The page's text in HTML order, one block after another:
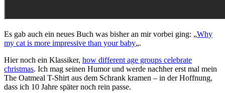
Es gab auch ein neues Buch was bisher an mir vorbei ging: „Why
my cat is more impressive than your baby„.
Hier noch ein Klassiker, how different age groups celebrate
christmas. Ich mag seinen Humor und werde nachher erst mal mein
The Oatmeal T-Shirt aus dem Schrank kramen – in der Hoffnung,
dass ich 10 Jahre später noch rein passe.